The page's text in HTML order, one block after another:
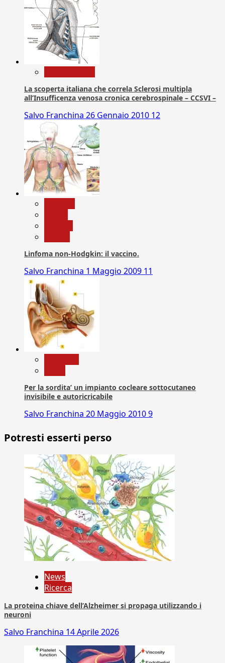
La scoperta italiana che correla Sclerosi multipla
all’Insufficenza venosa cronica cerebrospinale – CCSVI –
Salvo Franchina 26 Gennaio 2010 12
Linfoma non-Hodgkin: il vaccino.
Salvo Franchina 1 Maggio 2009 11
Per la sordita’ un impianto cocleare sottocutaneo
invisibile e autoricricabile
Salvo Franchina 20 Maggio 20109
Potresti esserti perso
News
Ricerca
La proteina chiave dell’Alzheimer si propaga utilizzando i
neuroni
Salvo Franchina 14 Aprile 2026